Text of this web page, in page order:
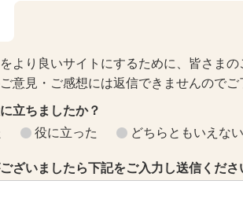
より良いサイトにするために、皆さま
意見・ご感想には返信できませんのでご
立ちましたか？
役に立った どちらともいえない
ざいましたら下記をご入力し送信くださ